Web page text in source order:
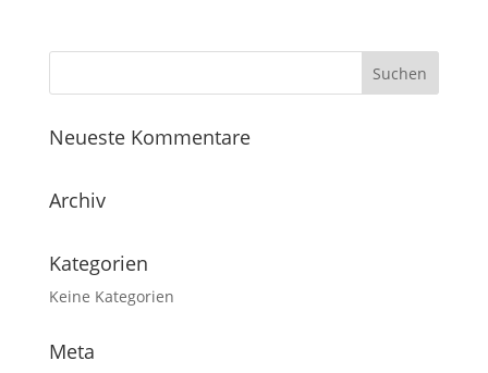
Neueste Kommentare
Archiv
Kategorien
Keine Kategorien
Meta